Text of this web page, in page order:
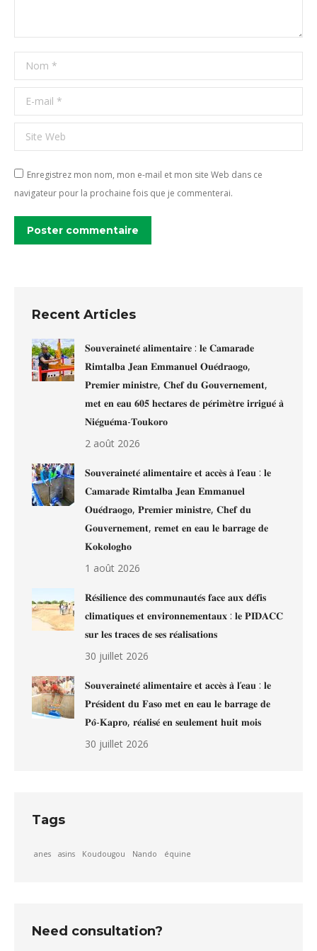
Nom *
E-mail *
Site Web
Enregistrez mon nom, mon e-mail et mon site Web dans ce
navigateur pour la prochaine fois que je commenterai.
Poster commentaire
Recent Articles
𝐒𝐨𝐮𝐯𝐞𝐫𝐚𝐢𝐧𝐞𝐭𝐞́ 𝐚𝐥𝐢𝐦𝐞𝐧𝐭𝐚𝐢𝐫𝐞 : 𝐥𝐞 𝐂𝐚𝐦𝐚𝐫𝐚𝐝𝐞
𝐑𝐢𝐦𝐭𝐚𝐥𝐛𝐚 𝐉𝐞𝐚𝐧 𝐄𝐦𝐦𝐚𝐧𝐮𝐞𝐥 𝐎𝐮𝐞́𝐝𝐫𝐚𝐨𝐠𝐨,
𝐏𝐫𝐞𝐦𝐢𝐞𝐫 𝐦𝐢𝐧𝐢𝐬𝐭𝐫𝐞, 𝐂𝐡𝐞𝐟 𝐝𝐮 𝐆𝐨𝐮𝐯𝐞𝐫𝐧𝐞𝐦𝐞𝐧𝐭,
𝐦𝐞𝐭 𝐞𝐧 𝐞𝐚𝐮 𝟔𝟎𝟓 𝐡𝐞𝐜𝐭𝐚𝐫𝐞𝐬 𝐝𝐞 𝐩𝐞́𝐫𝐢𝐦𝐞̀𝐭𝐫𝐞 𝐢𝐫𝐫𝐢𝐠𝐮𝐞́ 𝐚̀
𝐍𝐢𝐞́𝐠𝐮𝐞́𝐦𝐚-𝐓𝐨𝐮𝐤𝐨𝐫𝐨
2 août 2026
𝐒𝐨𝐮𝐯𝐞𝐫𝐚𝐢𝐧𝐞𝐭𝐞́ 𝐚𝐥𝐢𝐦𝐞𝐧𝐭𝐚𝐢𝐫𝐞 𝐞𝐭 𝐚𝐜𝐜𝐞̀𝐬 𝐚̀ 𝐥’𝐞𝐚𝐮 : 𝐥𝐞
𝐂𝐚𝐦𝐚𝐫𝐚𝐝𝐞 𝐑𝐢𝐦𝐭𝐚𝐥𝐛𝐚 𝐉𝐞𝐚𝐧 𝐄𝐦𝐦𝐚𝐧𝐮𝐞𝐥
𝐎𝐮𝐞́𝐝𝐫𝐚𝐨𝐠𝐨, 𝐏𝐫𝐞𝐦𝐢𝐞𝐫 𝐦𝐢𝐧𝐢𝐬𝐭𝐫𝐞, 𝐂𝐡𝐞𝐟 𝐝𝐮
𝐆𝐨𝐮𝐯𝐞𝐫𝐧𝐞𝐦𝐞𝐧𝐭, 𝐫𝐞𝐦𝐞𝐭 𝐞𝐧 𝐞𝐚𝐮 𝐥𝐞 𝐛𝐚𝐫𝐫𝐚𝐠𝐞 𝐝𝐞
𝐊𝐨𝐤𝐨𝐥𝐨𝐠𝐡𝐨
1 août 2026
𝐑𝐞́𝐬𝐢𝐥𝐢𝐞𝐧𝐜𝐞 𝐝𝐞𝐬 𝐜𝐨𝐦𝐦𝐮𝐧𝐚𝐮𝐭𝐞́𝐬 𝐟𝐚𝐜𝐞 𝐚𝐮𝐱 𝐝𝐞́𝐟𝐢𝐬
𝐜𝐥𝐢𝐦𝐚𝐭𝐢𝐪𝐮𝐞𝐬 𝐞𝐭 𝐞𝐧𝐯𝐢𝐫𝐨𝐧𝐧𝐞𝐦𝐞𝐧𝐭𝐚𝐮𝐱 : 𝐥𝐞 𝐏𝐈𝐃𝐀𝐂𝐂
𝐬𝐮𝐫 𝐥𝐞𝐬 𝐭𝐫𝐚𝐜𝐞𝐬 𝐝𝐞 𝐬𝐞𝐬 𝐫𝐞́𝐚𝐥𝐢𝐬𝐚𝐭𝐢𝐨𝐧𝐬
30 juillet 2026
𝐒𝐨𝐮𝐯𝐞𝐫𝐚𝐢𝐧𝐞𝐭𝐞́ 𝐚𝐥𝐢𝐦𝐞𝐧𝐭𝐚𝐢𝐫𝐞 𝐞𝐭 𝐚𝐜𝐜𝐞̀𝐬 𝐚̀ 𝐥’𝐞𝐚𝐮 : 𝐥𝐞
𝐏𝐫𝐞́𝐬𝐢𝐝𝐞𝐧𝐭 𝐝𝐮 𝐅𝐚𝐬𝐨 𝐦𝐞𝐭 𝐞𝐧 𝐞𝐚𝐮 𝐥𝐞 𝐛𝐚𝐫𝐫𝐚𝐠𝐞 𝐝𝐞
𝐏𝐨̂-𝐊𝐚𝐩𝐫𝐨, 𝐫𝐞́𝐚𝐥𝐢𝐬𝐞́ 𝐞𝐧 𝐬𝐞𝐮𝐥𝐞𝐦𝐞𝐧𝐭 𝐡𝐮𝐢𝐭 𝐦𝐨𝐢𝐬
30 juillet 2026
Tags
anes asins Koudougou Nando équine
Need consultation?